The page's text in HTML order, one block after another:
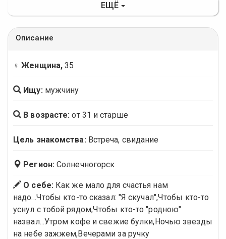
ЕЩЁ
Описание
♀ Женщина, 35
Ищу: мужчину
В возрасте: от 31 и старше
Цель знакомства: Встреча, свидание
Регион: Солнечногорск
О себе:Как же мало для счастья нам
надо...Чтобы кто-то сказал: "Я скучал",Чтобы кто-то
уснул с тобой рядом,Чтобы кто-то "родною"
назвал...Утром кофе и свежие булки,Ночью звезды
на небе зажжем,Вечерами за ручку